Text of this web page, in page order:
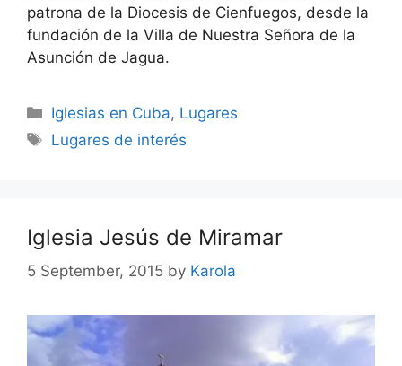
patrona de la Diocesis de Cienfuegos, desde la
fundación de la Villa de Nuestra Señora de la
Asunción de Jagua.
Categories
Iglesias en Cuba, Lugares
Tags
Lugares de interés
Iglesia Jesús de Miramar
5 September, 2015 by Karola